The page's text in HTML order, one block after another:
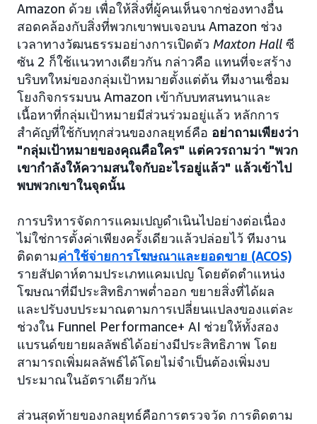
Amazon ด้วย เพื่อให้สิ่งที่ผู้คนเห็นจากช่องทางอื่น
สอดคล้องกับสิ่งที่พวกเขาพบเจอบน Amazon ช่วง
เวลาทางวัฒนธรรมอย่างการเปิดตัว Maxton Hall ซี
ซัน 2 ก็ใช้แนวทางเดียวกัน กล่าวคือ แทนที่จะสร้าง
บริบทใหม่ของกลุ่มเป้าหมายตั้งแต่ต้น ทีมงานเชื่อม
โยงกิจกรรมบน Amazon เข้ากับบทสนทนาและ
เนื้อหาที่กลุ่มเป้าหมายมีส่วนร่วมอยู่แล้ว หลักการ
สำคัญที่ใช้กับทุกส่วนของกลยุทธ์คือ อย่าถามเพียงว่า
"กลุ่มเป้าหมายของคุณคือใคร" แต่ควรถามว่า "พวก
เขากำลังให้ความสนใจกับอะไรอยู่แล้ว" แล้วเข้าไป
พบพวกเขาในจุดนั้น
การบริหารจัดการแคมเปญดำเนินไปอย่างต่อเนื่อง
ไม่ใช่การตั้งค่าเพียงครั้งเดียวแล้วปล่อยไว้ ทีมงาน
ติดตามค่าใช้จ่ายการโฆษณาและยอดขาย (ACOS)
รายสัปดาห์ตามประเภทแคมเปญ โดยตัดตำแหน่ง
โฆษณาที่มีประสิทธิภาพต่ำออก ขยายสิ่งที่ได้ผล
และปรับงบประมาณตามการเปลี่ยนแปลงของแต่ละ
ช่วงใน Funnel Performance+ AI ช่วยให้ทั้งสอง
แบรนด์ขยายผลลัพธ์ได้อย่างมีประสิทธิภาพ โดย
สามารถเพิ่มผลลัพธ์ได้โดยไม่จำเป็นต้องเพิ่มงบ
ประมาณในอัตราเดียวกัน
ส่วนสุดท้ายของกลยุทธ์คือการตรวจวัด การติดตาม